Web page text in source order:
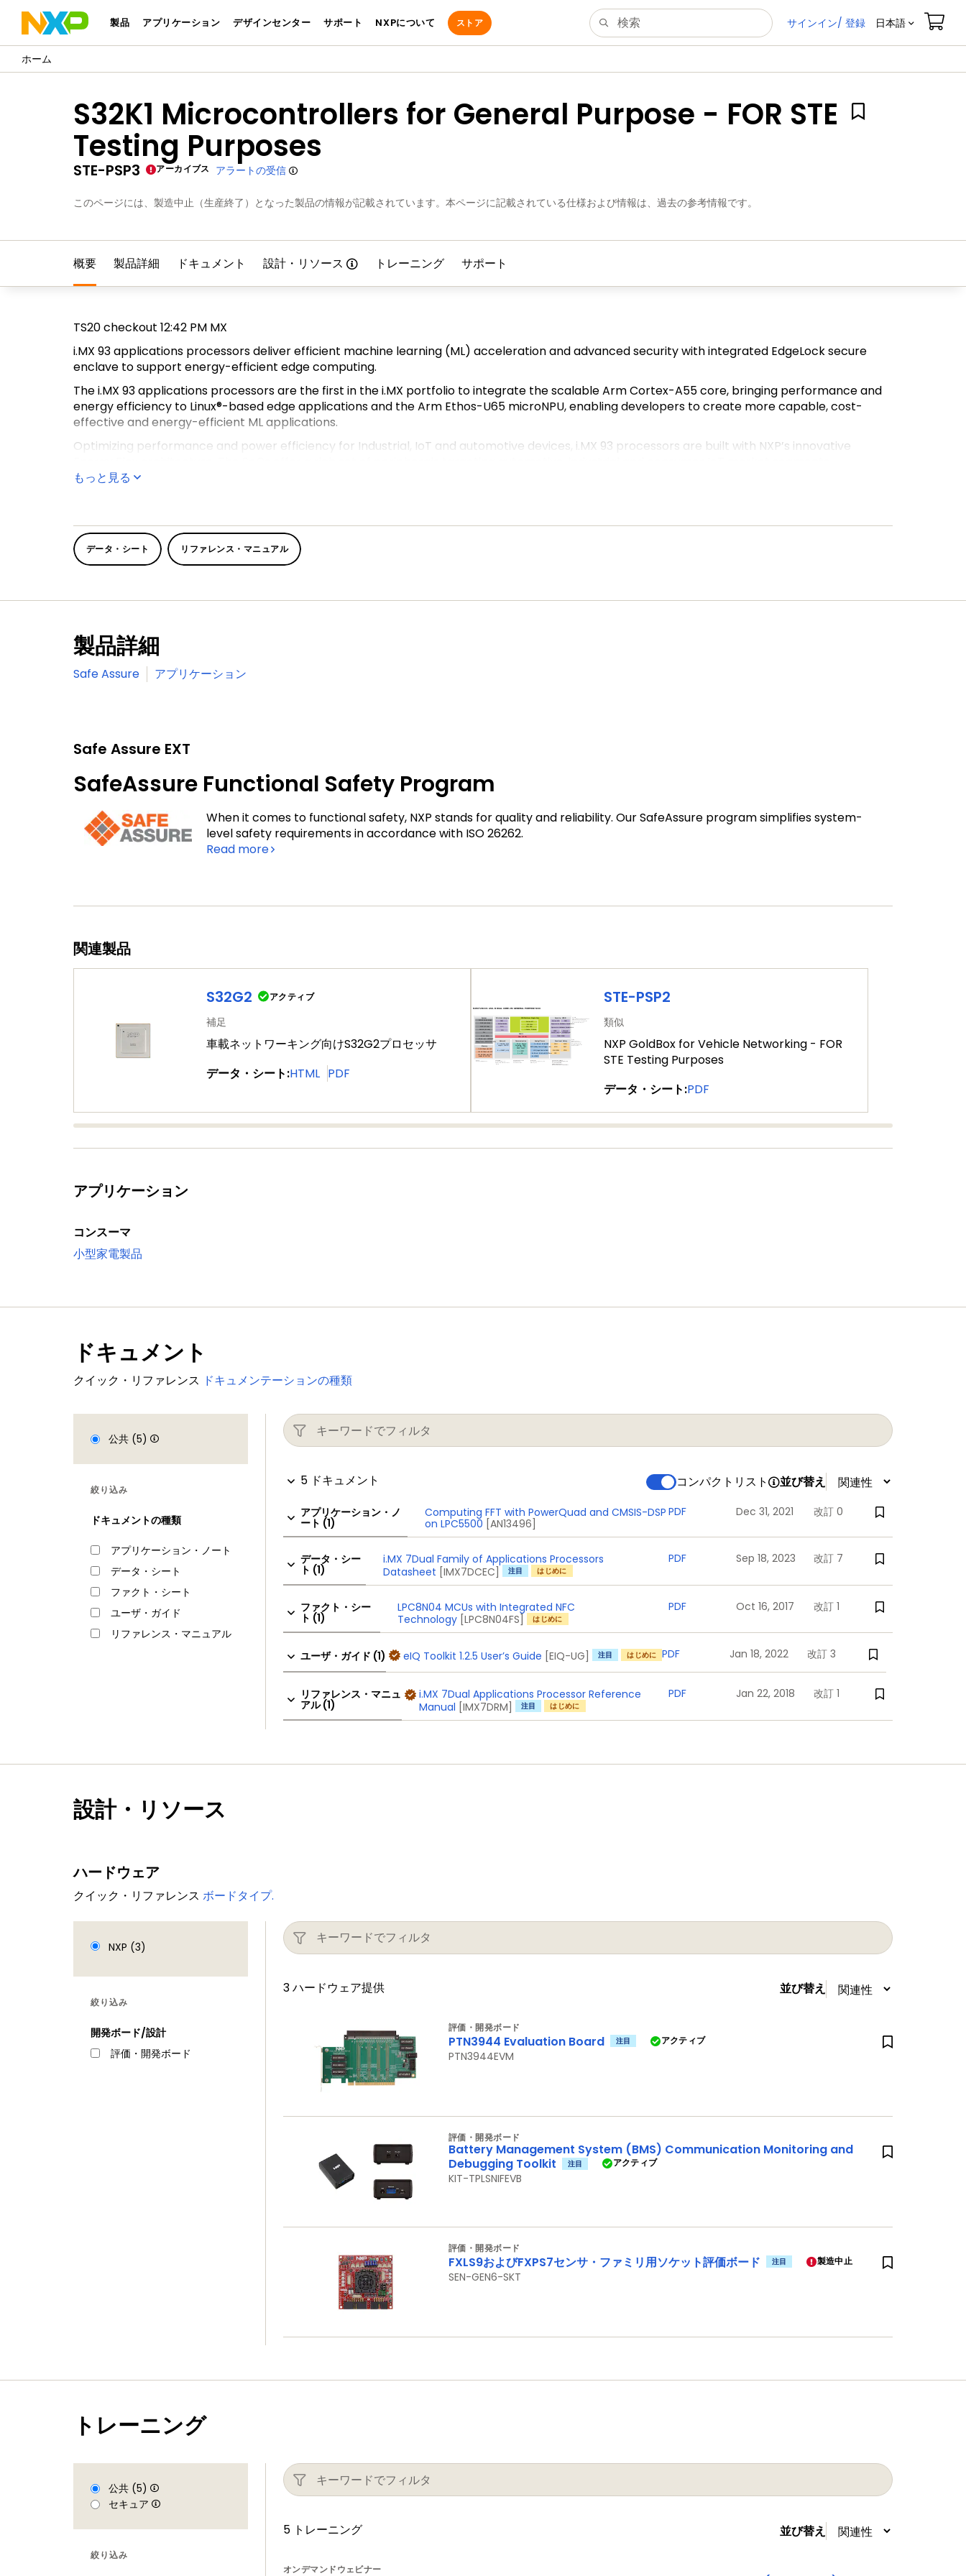
製品 アプリケーション デザインセンター サポート NXPについて ストア サインイン/ 登録 日本語
S32K1 Microcontrollers for General Purpose - FOR STE
Testing Purposes
STE-PSP3 アーカイブス アラートの受信
このページには、製造中止（生産終了）となった製品の情報が記載されています。本ページに記載されている仕様および情報は、過去の参考情報です。
概要 製品詳細 ドキュメント 設計・リソース トレーニング サポート
TS20 checkout 12:42 PM MX
i.MX 93 applications processors deliver efficient machine learning (ML) acceleration and advanced security with integrated EdgeLock secure
enclave to support energy-efficient edge computing.
The i.MX 93 applications processors are the first in the i.MX portfolio to integrate the scalable Arm Cortex-A55 core, bringing performance and
energy efficiency to Linux®-based edge applications and the Arm Ethos-U65 microNPU, enabling developers to create more capable, cost-
effective and energy-efficient ML applications.
Optimizing performance and power efficiency for Industrial, IoT and automotive devices, i.MX 93 processors are built with NXP’s innovative
Part of the EdgeVerse portfolio of intelligent edge solutions, the i.MX 93 family will be offered in commercial, industrial, extended industrial and
もっと見る
データ・シート リファレンス・マニュアル
製品詳細
Safe Assure アプリケーション
Safe Assure EXT
SafeAssure Functional Safety Program
When it comes to functional safety, NXP stands for quality and reliability. Our SafeAssure program simplifies system-
level safety requirements in accordance with ISO 26262.
Read more
関連製品
S32G2 アクティブ
補足
車載ネットワーキング向けS32G2プロセッサ
データ・シート:HTML PDF
STE-PSP2
類似
NXP GoldBox for Vehicle Networking - FOR
STE Testing Purposes
データ・シート:PDF
アプリケーション
コンスーマ
小型家電製品
ドキュメント
クイック・リファレンス ドキュメンテーションの種類
公共 (5)
絞り込み
ドキュメントの種類
アプリケーション・ノート
データ・シート
ファクト・シート
ユーザ・ガイド
リファレンス・マニュアル
5 ドキュメント コンパクトリスト 並び替え
アプリケーション・ノ
ート (1)
Computing FFT with PowerQuad and CMSIS-DSP
on LPC5500 [AN13496]
PDF Dec 31, 2021 改訂 0
データ・シー
ト (1)
i.MX 7Dual Family of Applications Processors
Datasheet [IMX7DCEC] 注目 はじめに
PDF Sep 18, 2023 改訂 7
ファクト・シー
ト (1)
LPC8N04 MCUs with Integrated NFC
Technology [LPC8N04FS] はじめに
PDF Oct 16, 2017 改訂 1
ユーザ・ガイド (1) eIQ Toolkit 1.2.5 User’s Guide [EIQ-UG] 注目 はじめに PDF Jan 18, 2022 改訂 3
リファレンス・マニュ
アル (1)
i.MX 7Dual Applications Processor Reference
Manual [IMX7DRM] 注目 はじめに
PDF Jan 22, 2018 改訂 1
設計・リソース
ハードウェア
クイック・リファレンス ボードタイプ.
NXP (3)
絞り込み
開発ボード/設計
評価・開発ボード
3 ハードウェア提供 並び替え
評価・開発ボード
PTN3944 Evaluation Board 注目 アクティブ
PTN3944EVM
評価・開発ボード
Battery Management System (BMS) Communication Monitoring and
Debugging Toolkit
注目 アクティブ
KIT-TPLSNIFEVB
評価・開発ボード
FXLS9およびFXPS7センサ・ファミリ用ソケット評価ボード 注目 製造中止
SEN-GEN6-SKT
トレーニング
公共 (5)
セキュア
絞り込み
5 トレーニング 並び替え
オンデマンドウェビナー